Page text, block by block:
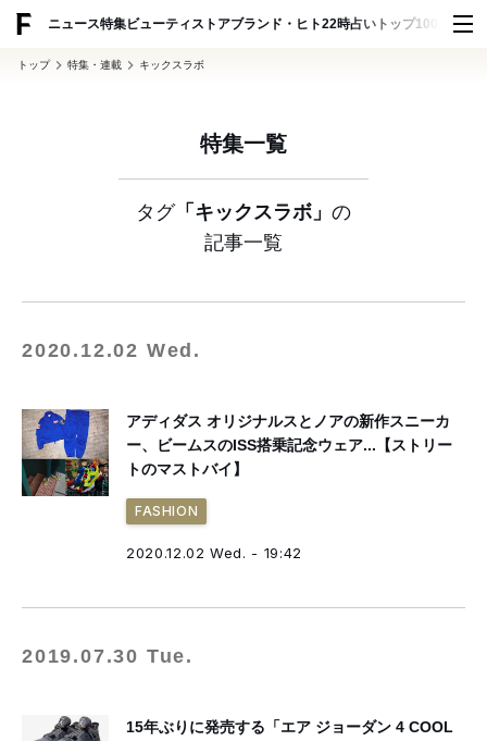
ニュース特集ビューティ ストアブランド・ヒト22時占い トップ100 スナッ
トップ 特集・連載 キックスラボ
特集一覧
タグ「キックスラボ」 の
記事一覧
2020.12.02 Wed.
アディダス オリジナルスとノアの新作スニーカ
ー、ビームスのISS搭乗記念ウェア...【ストリー
トのマストバイ】
FASHION
2020.12.02 Wed. - 19:42
2019.07.30 Tue.
15年ぶりに発売する「エア ジョーダン 4 COOL